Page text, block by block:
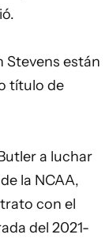
Stevens están
título de
a luchar
la NCAA,
con el
del 2021-